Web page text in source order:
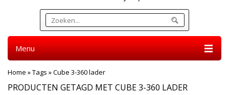
Menu
Home »Tags »Cube 3-360 lader
PRODUCTEN GETAGD MET CUBE 3-360 LADER